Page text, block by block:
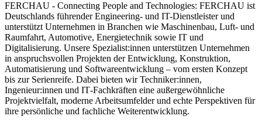
FERCHAU - Connecting People and Technologies: FERCHAU ist
Deutschlands führender Engineering- und IT-Dienstleister und
unterstützt Unternehmen in Branchen wie Maschinenbau, Luft- und
Raumfahrt, Automotive, Energietechnik sowie IT und
Digitalisierung. Unsere Spezialist:innen unterstützen Unternehmen
in anspruchsvollen Projekten der Entwicklung, Konstruktion,
Automatisierung und Softwareentwicklung – vom ersten Konzept
bis zur Serienreife. Dabei bieten wir Techniker:innen,
Ingenieur:innen und IT‑Fachkräften eine außergewöhnliche
Projektvielfalt, moderne Arbeitsumfelder und echte Perspektiven für
ihre persönliche und fachliche Weiterentwicklung.